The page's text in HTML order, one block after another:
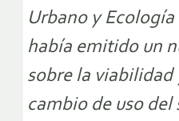
Urbano y
había emitido un
sobre la
cambio de uso del